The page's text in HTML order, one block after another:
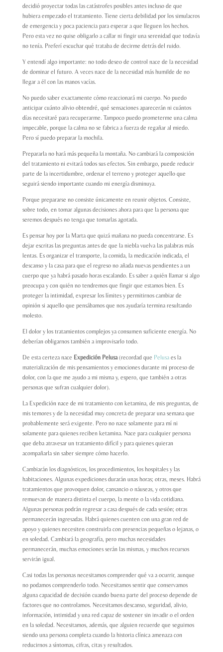
decidió proyectar todas las catástrofes posibles antes incluso de que
hubiera empezado el tratamiento. Tiene cierta debilidad por los simulacros
de emergencia y poca paciencia para esperar a que lleguen los hechos.
Pero esta vez no quise obligarlo a callar ni fingir una serenidad que todavía
no tenía. Preferí escuchar qué trataba de decirme detrás del ruido.
Y entendí algo importante: no todo deseo de control nace de la necesidad
de dominar el futuro. A veces nace de la necesidad más humilde de no
llegar a él con las manos vacías.
No puedo saber exactamente cómo reaccionará mi cuerpo. No puedo
anticipar cuánto alivio obtendré, qué sensaciones aparecerán ni cuántos
días necesitaré para recuperarme. Tampoco puedo prometerme una calma
impecable, porque la calma no se fabrica a fuerza de regañar al miedo.
Pero sí puedo preparar la mochila.
Prepararla no hará más pequeña la montaña. No cambiará la composición
del tratamiento ni evitará todos sus efectos. Sin embargo, puede reducir
parte de la incertidumbre, ordenar el terreno y proteger aquello que
seguirá siendo importante cuando mi energía disminuya.
Porque prepararse no consiste únicamente en reunir objetos. Consiste,
sobre todo, en tomar algunas decisiones ahora para que la persona que
seremos después no tenga que tomarlas agotada.
Es pensar hoy por la Marta que quizá mañana no pueda concentrarse. Es
dejar escritas las preguntas antes de que la niebla vuelva las palabras más
lentas. Es organizar el transporte, la comida, la medicación indicada, el
descanso y la casa para que el regreso no añada nuevas pendientes a un
cuerpo que ya habrá pasado horas escalando. Es saber a quién llamar si algo
preocupa y con quién no tendremos que fingir que estamos bien. Es
proteger la intimidad, expresar los límites y permitirnos cambiar de
opinión si aquello que pensábamos que nos ayudaría termina resultando
molesto.
El dolor y los tratamientos complejos ya consumen suficiente energía. No
deberían obligarnos también a improvisarlo todo.
De esta certeza nace Expedición Pelusa(recordad que Pelusaes la
materialización de mis pensamientos y emociones durante mi proceso de
dolor, con la que me ayudo a mi misma y, espero, que también a otras
personas que sufran cualquier dolor).
La Expedición nace de mi tratamiento con ketamina, de mis preguntas, de
mis temores y de la necesidad muy concreta de preparar una semana que
probablemente será exigente. Pero no nace solamente para mí ni
solamente para quienes reciben ketamina. Nace para cualquier persona
que deba atravesar un tratamiento difícil y para quienes quieran
acompañarla sin saber siempre cómo hacerlo.
Cambiarán los diagnósticos, los procedimientos, los hospitales y las
habitaciones. Algunas expediciones durarán unas horas; otras, meses. Habrá
tratamientos que provoquen dolor, cansancio o náuseas, y otros que
remuevan de manera distinta el cuerpo, la mente o la vida cotidiana.
Algunas personas podrán regresar a casa después de cada sesión; otras
permanecerán ingresadas. Habrá quienes cuenten con una gran red de
apoyo y quienes necesiten construirla con presencias pequeñas o lejanas, o
en soledad. Cambiará la geografía, pero muchas necesidades
permanecerán, muchas emociones serán las mismas, y muchos recursos
servirán igual.
Casi todas las personas necesitamos comprender qué va a ocurrir, aunque
no podamos comprenderlo todo. Necesitamos sentir que conservamos
alguna capacidad de decisión cuando buena parte del proceso depende de
factores que no controlamos. Necesitamos descanso, seguridad, alivio,
información, intimidad y una red capaz de sostener sin invadir o el orden
en la soledad. Necesitamos, además, que alguien recuerde que seguimos
siendo una persona completa cuando la historia clínica amenaza con
reducirnos a síntomas, cifras, citas y resultados.